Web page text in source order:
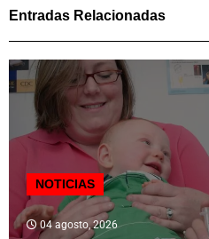
Entradas Relacionadas
NOTICIAS
04 agosto, 2026